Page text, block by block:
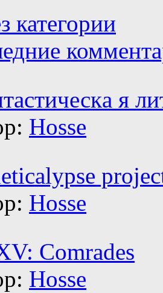
категории
я
Hosse
Hosse
Comrades
Hosse